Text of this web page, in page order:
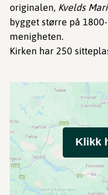
originalen, Kvelds
bygget større på
menigheten.
Kirken har 250
Klikk